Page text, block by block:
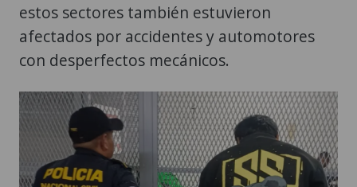
estos sectores también estuvieron
afectados por accidentes y automotores
con desperfectos mecánicos.